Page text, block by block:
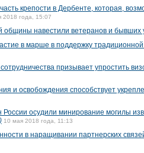
крепости в Дербенте, которая,
2018 года, 15:07
навестили ветеранов и бывших
в марше в поддержку
сотрудничества призывает упростить
и освобождения способствует
осудили минирование могилы
10 мая 2018 года, 11:13
в наращивании партнерских